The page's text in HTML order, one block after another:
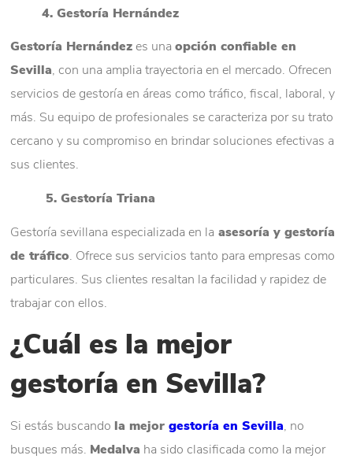
4. Gestoría Hernández
Gestoría Hernándezes una opción confiable en
Sevilla, con una amplia trayectoria en el mercado. Ofrecen
servicios de gestoría en áreas como tráfico, fiscal, laboral, y
más. Su equipo de profesionales se caracteriza por su trato
cercano y su compromiso en brindar soluciones efectivas a
sus clientes.
5. Gestoría Triana
Gestoría sevillana especializada en la asesoría y gestoría
de tráfico. Ofrece sus servicios tanto para empresas como
particulares. Sus clientes resaltan la facilidad y rapidez de
trabajar con ellos.
¿Cuál es la mejor
gestoría en Sevilla?
Si estás buscando la mejor gestoría en Sevilla, no
busques más. Medalva ha sido clasificada como la mejor